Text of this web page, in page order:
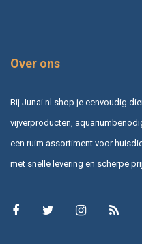
Over ons
Bij Junai.nl shop je eenvoudig
vijverproducten,
een ruim assortiment voor
met snelle levering en scherpe